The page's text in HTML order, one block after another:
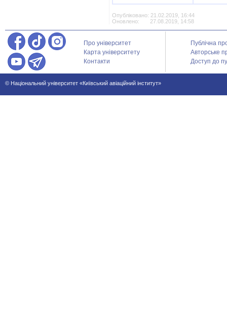
Опубліковано: 21.02.2019, 16:44
Оновлено: 27.08.2019, 14:58
Про університет
Карта університету
Контакти
Публічна
Авторське
Доступ до
© Національний університет «Київський авіаційний інститут»